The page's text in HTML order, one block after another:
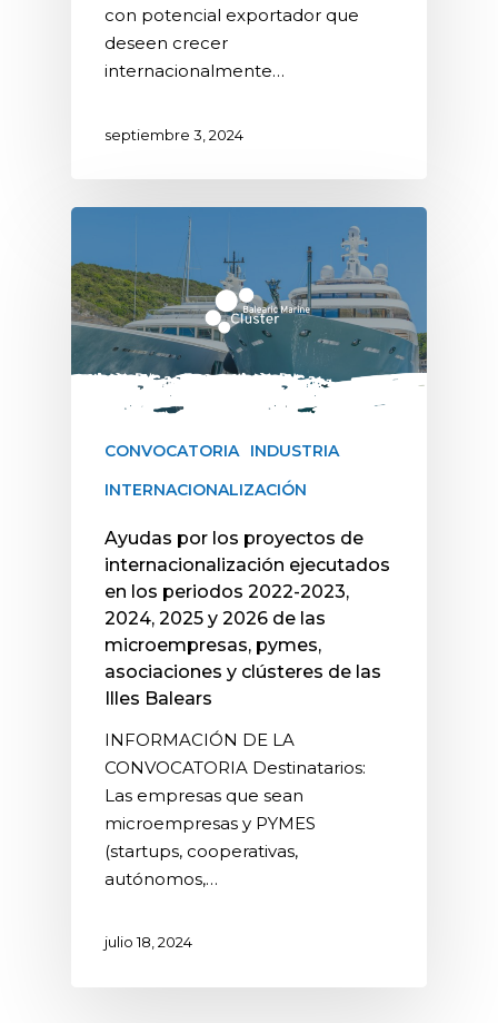
con potencial exportador que
deseen crecer
internacionalmente…
septiembre 3, 2024
CONVOCATORIA
INDUSTRIA
INTERNACIONALIZACIÓN
Ayudas por los proyectos de
internacionalización ejecutados
en los periodos 2022-2023,
2024, 2025 y 2026 de las
microempresas, pymes,
asociaciones y clústeres de las
Illes Balears
INFORMACIÓN DE LA
CONVOCATORIA Destinatarios:
Las empresas que sean
microempresas y PYMES
(startups, cooperativas,
autónomos,…
julio 18, 2024